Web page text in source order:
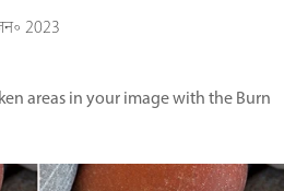
2023
areas in your image with the Burn